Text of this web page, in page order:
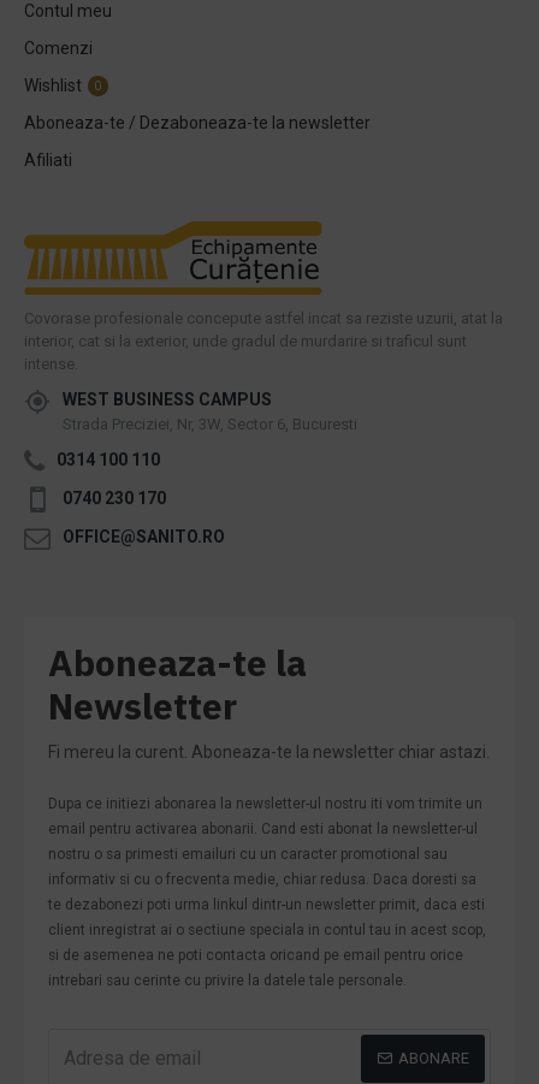
Contul meu
Comenzi
Wishlist
0
Aboneaza-te / Dezaboneaza-te la newsletter
Afiliati
Covorase profesionale concepute astfel incat sa reziste uzurii, atat la
interior, cat si la exterior, unde gradul de murdarire si traficul sunt
intense.
WEST BUSINESS CAMPUS
Strada Preciziei, Nr, 3W, Sector 6, Bucuresti
0314 100 110
0740 230 170
OFFICE@SANITO.RO
Aboneaza-te la
Newsletter
Fi mereu la curent. Aboneaza-te la newsletter chiar astazi.
Dupa ce initiezi abonarea la newsletter-ul nostru iti vom trimite un
email pentru activarea abonarii. Cand esti abonat la newsletter-ul
nostru o sa primesti emailuri cu un caracter promotional sau
informativ si cu o frecventa medie, chiar redusa. Daca doresti sa
te dezabonezi poti urma linkul dintr-un newsletter primit, daca esti
client inregistrat ai o sectiune speciala in contul tau in acest scop,
si de asemenea ne poti contacta oricand pe email pentru orice
intrebari sau cerinte cu privire la datele tale personale.
ABONARE